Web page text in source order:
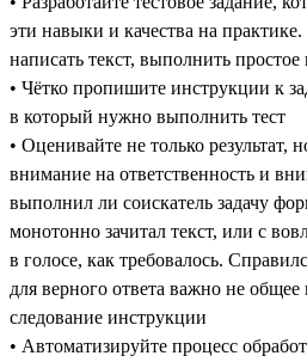
эти навыки и качества на
написать текст, выполнить простое
• Чётко пропишите инструкции к
в который нужно выполнить тест
• Оценивайте не только результат,
внимание на ответственность и
выполнил ли соискатель задачу
монотонно зачитал текст, или с
в голосе, как требовалось.
для верного ответа важно не общее
следование инструкции
• Автоматизируйте процесс